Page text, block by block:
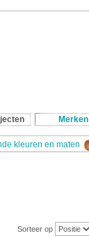
Merken
kleuren en maten
Sorteer op